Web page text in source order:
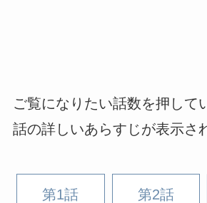
ご覧になりたい話数を押して
話の詳しいあらすじが表示さ
第1話 第2話